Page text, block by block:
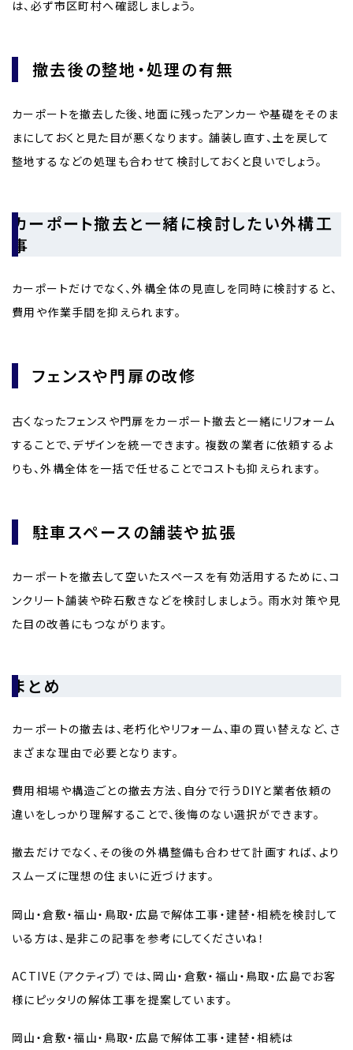
は、必ず市区町村へ確認しましょう。
撤去後の整地・処理の有無
カーポートを撤去した後、地面に残ったアンカーや基礎をそのま
まにしておくと見た目が悪くなります。 舗装し直す、土を戻して
整地するなどの処理も合わせて検討しておくと良いでしょう。
カーポート撤去と一緒に検討したい外構工
事
カーポートだけでなく、外構全体の見直しを同時に検討すると、
費用や作業手間を抑えられます。
フェンスや門扉の改修
古くなったフェンスや門扉をカーポート撤去と一緒にリフォーム
することで、デザインを統一できます。 複数の業者に依頼するよ
りも、外構全体を一括で任せることでコストも抑えられます。
駐車スペースの舗装や拡張
カーポートを撤去して空いたスペースを有効活用するために、コ
ンクリート舗装や砕石敷きなどを検討しましょう。 雨水対策や見
た目の改善にもつながります。
まとめ
カーポートの撤去は、老朽化やリフォーム、車の買い替えなど、さ
まざまな理由で必要となります。
費用相場や構造ごとの撤去方法、自分で行うDIYと業者依頼の
違いをしっかり理解することで、後悔のない選択ができます。
撤去だけでなく、その後の外構整備も合わせて計画すれば、より
スムーズに理想の住まいに近づけます。
岡山・倉敷・福山・鳥取・広島で解体工事・建替・相続を検討して
いる方は、是非この記事を参考にしてくださいね！
ACTIVE（アクティブ）では、岡山・倉敷・福山・鳥取・広島でお客
様にピッタリの解体工事を提案しています。
岡山・倉敷・福山・鳥取・広島で解体工事・建替・相続は